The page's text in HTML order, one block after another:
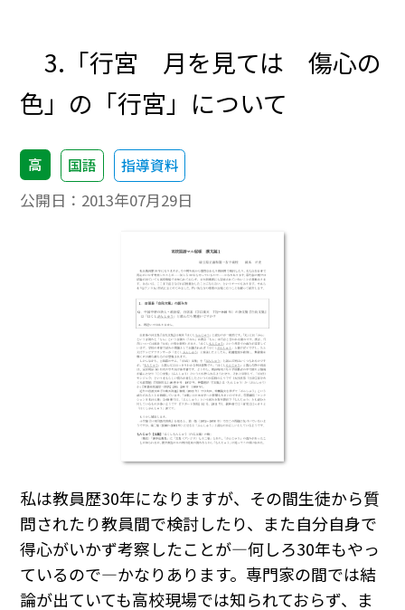
3.「行宮 月を見ては 傷心の
色」の「行宮」について
高 国語 指導資料
公開日： 2013年07月29日
私は教員歴30年になりますが、その間生徒から質
問されたり教員間で検討したり、また自分自身で
得心がいかず考察したことが―何しろ30年もやっ
ているので―かなりあります。専門家の間では結
論が出ていても高校現場では知られておらず、ま